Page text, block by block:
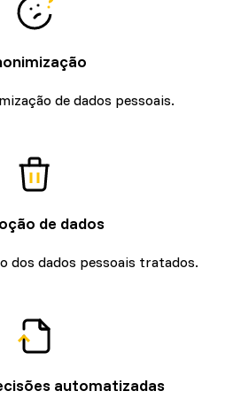
de dados pessoais.
de dados
dos dados pessoais tratados.
automatizadas